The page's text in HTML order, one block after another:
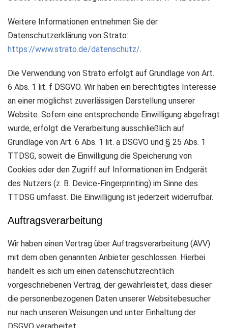
Weitere Informationen entnehmen Sie der
Datenschutzerklärung von Strato:
https://www.strato.de/datenschutz/.
Die Verwendung von Strato erfolgt auf Grundlage von Art.
6 Abs. 1 lit. f DSGVO. Wir haben ein berechtigtes Interesse
an einer möglichst zuverlässigen Darstellung unserer
Website. Sofern eine entsprechende Einwilligung abgefragt
wurde, erfolgt die Verarbeitung ausschließlich auf
Grundlage von Art. 6 Abs. 1 lit. a DSGVO und § 25 Abs. 1
TTDSG, soweit die Einwilligung die Speicherung von
Cookies oder den Zugriff auf Informationen im Endgerät
des Nutzers (z. B. Device-Fingerprinting) im Sinne des
TTDSG umfasst. Die Einwilligung ist jederzeit widerrufbar.
Auftragsverarbeitung
Wir haben einen Vertrag über Auftragsverarbeitung (AVV)
mit dem oben genannten Anbieter geschlossen. Hierbei
handelt es sich um einen datenschutzrechtlich
vorgeschriebenen Vertrag, der gewährleistet, dass dieser
die personenbezogenen Daten unserer Websitebesucher
nur nach unseren Weisungen und unter Einhaltung der